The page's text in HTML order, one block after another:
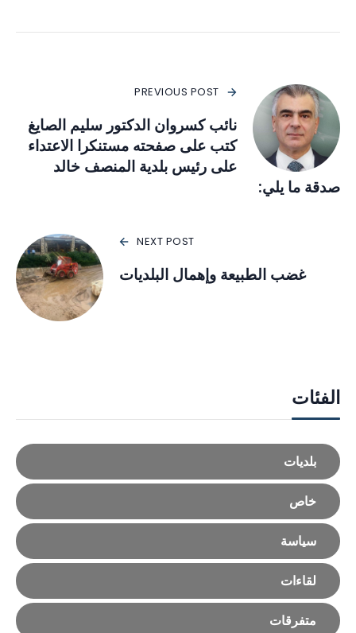
PREVIOUS POST
نائب كسروان الدكتور سليم الصايغ
كتب على صفحته مستنكرا الاعتداء
على رئيس بلدية المنصف خالد
صدقة ما يلي:
NEXT POST
غضب الطبيعة وإهمال البلديات
الفئات
بلديات
خاص
سياسة
لقاءات
متفرقات